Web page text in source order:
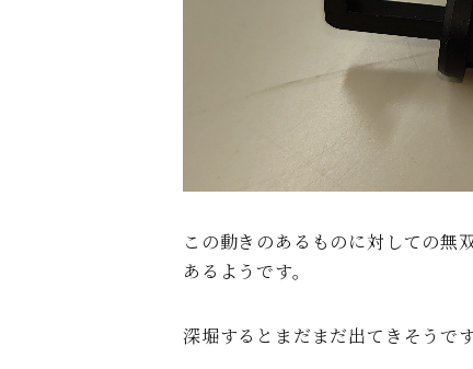
この動きのあるものに対しての無
あるようです。
深堀するとまだまだ出てきそうです